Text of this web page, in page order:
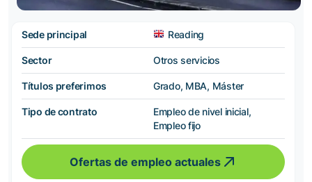
Sede principal Reading
Sector Otros servicios
Títulos preferimos Grado, MBA, Máster
Tipo de contrato
Empleo de nivel inicial,
Empleo fijo
Ofertas de empleo actuales